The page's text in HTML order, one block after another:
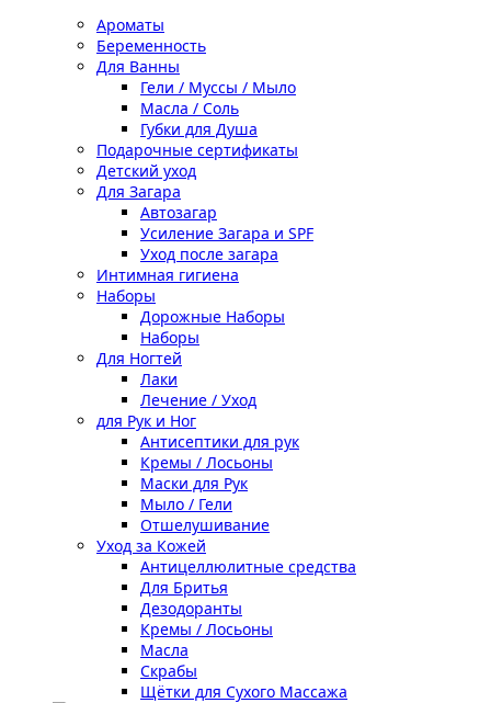
Ароматы
Беременность
Для Ванны
Гели / Муссы / Мыло
Масла / Соль
Губки для Душа
Подарочные сертификаты
Детский уход
Для Загара
Автозагар
Усиление Загара и SPF
Уход после загара
Интимная гигиена
Наборы
Дорожные Наборы
Наборы
Для Ногтей
Лаки
Лечение / Уход
для Рук и Ног
Антисептики для рук
Кремы / Лосьоны
Маски для Рук
Мыло / Гели
Отшелушивание
Уход за Кожей
Антицеллюлитные средства
Для Бритья
Дезодоранты
Кремы / Лосьоны
Масла
Скрабы
Щётки для Сухого Массажа